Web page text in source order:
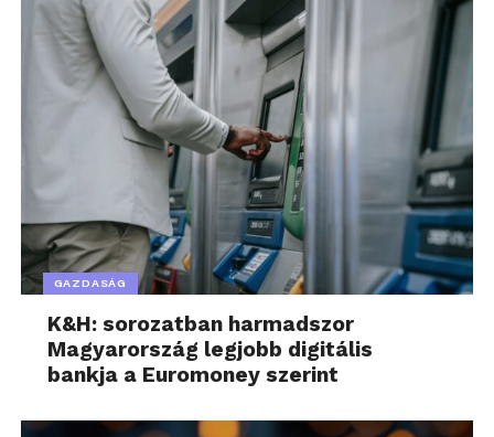
GAZDASÁG
K&H: sorozatban harmadszor
Magyarország legjobb digitális
bankja a Euromoney szerint